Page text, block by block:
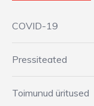
COVID-19
Pressiteated
Toimunud üritused